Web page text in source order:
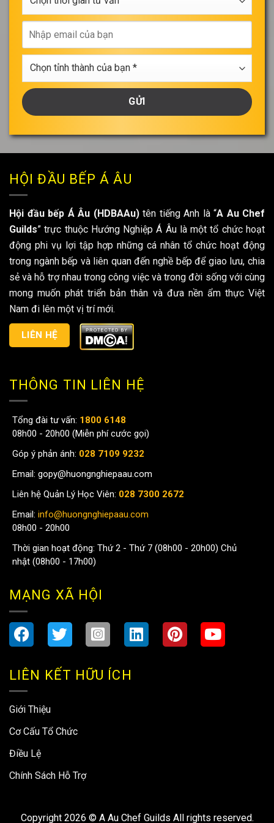
thời
gian
tư
vấnemail
của
bạn
tỉnh
thành
của
bạn
HỘI ĐẦU BẾP Á ÂU
Hội đầu bếp Á Âu (HDBAAu)tên tiếng Anh là “A Au Chef
Guilds” trực thuộc Hướng Nghiệp Á Âu là một tổ chức hoạt
động phi vụ lợi tập hợp những cá nhân tổ chức hoạt động
trong ngành bếp và liên quan đến nghề bếp để giao lưu, chia
sẻ và hỗ trợ nhau trong công việc và trong đời sống với cùng
mong muốn phát triển bản thân và đưa nền ẩm thực Việt
Nam đi lên một vị trí mới.
LIÊN HỆ
THÔNG TIN LIÊN HỆ
Tổng đài tư vấn: 1800 6148
08h00 - 20h00 (Miễn phí cước gọi)
Góp ý phản ánh: 028 7109 9232
Email: gopy@huongnghiepaau.com
Liên hệ Quản Lý Học Viên: 028 7300 2672
Email: info@huongnghiepaau.com
08h00 - 20h00
Thời gian hoạt động: Thứ 2 - Thứ 7 (08h00 - 20h00) Chủ
nhật (08h00 - 17h00)
MẠNG XÃ HỘI
LIÊN KẾT HỮU ÍCH
Giới Thiệu
Cơ Cấu Tổ Chức
Điều Lệ
Chính Sách Hỗ Trợ
Copyright 2026 © A Au Chef Guilds All rights reserved.